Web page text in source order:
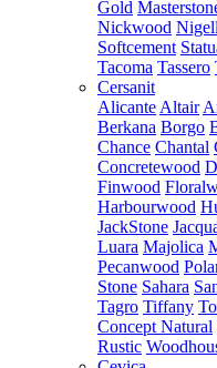
Gold
Nickwood
Softcement
Tacoma Tassero
Cersanit
Alicante Altair
Berkana Borgo
Chance Chantal
Concretewood
Finwood
Harbourwood
JackStone
Luara Majolica
Pecanwood
Stone Sahara
Tagro Tiffany
Concept Natural
Rustic